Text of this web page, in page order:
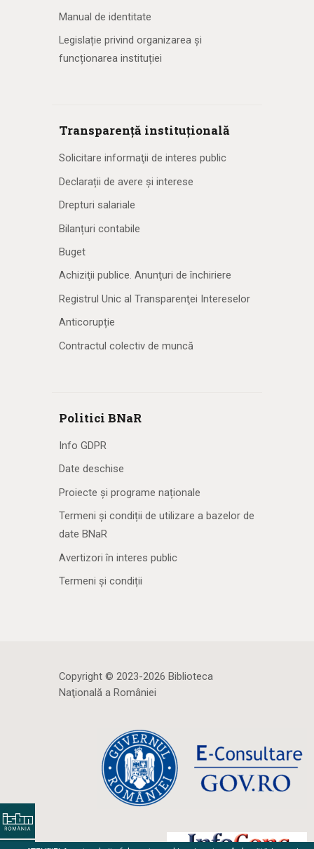
Manual de identitate
Legislație privind organizarea și
funcționarea instituției
Transparență instituțională
Solicitare informaţii de interes public
Declarații de avere și interese
Drepturi salariale
Bilanțuri contabile
Buget
Achiziţii publice. Anunţuri de închiriere
Registrul Unic al Transparenţei Intereselor
Anticorupție
Contractul colectiv de muncă
Politici BNaR
Info GDPR
Date deschise
Proiecte și programe naționale
Termeni și condiții de utilizare a bazelor de
date BNaR
Avertizori în interes public
Termeni și condiții
Copyright © 2023-2026 Biblioteca
Naţională a României